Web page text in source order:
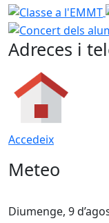
Classe a l'EMMT
Adreces i
Accedeix
Meteo
Diumenge, 9